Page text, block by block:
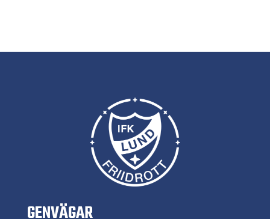
GENVÄGAR